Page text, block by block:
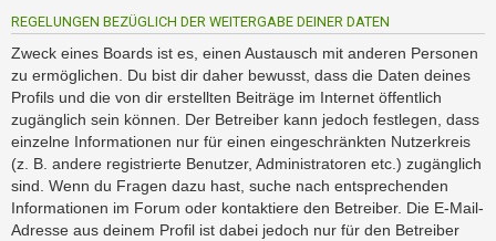
REGELUNGEN BEZÜGLICH DER WEITERGABE DEINER DATEN
Zweck eines Boards ist es, einen Austausch mit anderen Personen
zu ermöglichen. Du bist dir daher bewusst, dass die Daten deines
Profils und die von dir erstellten Beiträge im Internet öffentlich
zugänglich sein können. Der Betreiber kann jedoch festlegen, dass
einzelne Informationen nur für einen eingeschränkten Nutzerkreis
(z. B. andere registrierte Benutzer, Administratoren etc.) zugänglich
sind. Wenn du Fragen dazu hast, suche nach entsprechenden
Informationen im Forum oder kontaktiere den Betreiber. Die E-Mail-
Adresse aus deinem Profil ist dabei jedoch nur für den Betreiber